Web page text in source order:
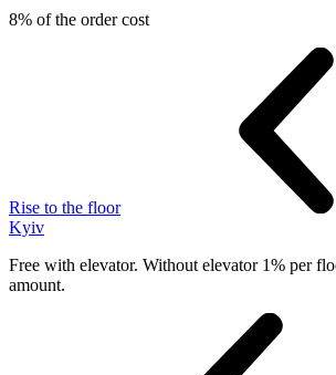
8% of the order cost
Rise to the floor
Kyiv
Free with elevator. Without elevator 1% per
amount.